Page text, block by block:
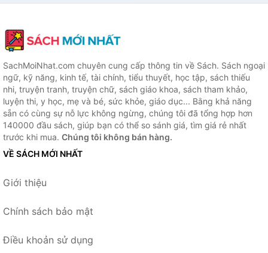
SachMoiNhat.com chuyên cung cấp thông tin về Sách. Sách ngoại
ngữ, kỹ năng, kinh tế, tài chính, tiểu thuyết, học tập, sách thiếu
nhi, truyện tranh, truyện chữ, sách giáo khoa, sách tham khảo,
luyện thi, y học, mẹ và bé, sức khỏe, giáo dục... Bằng khả năng
sẵn có cùng sự nỗ lực không ngừng, chúng tôi đã tổng hợp hơn
140000 đầu sách, giúp bạn có thể so sánh giá, tìm giá rẻ nhất
trước khi mua. Chúng tôi không bán hàng.
VỀ SÁCH MỚI NHẤT
Giới thiệu
Chính sách bảo mật
Điều khoản sử dụng